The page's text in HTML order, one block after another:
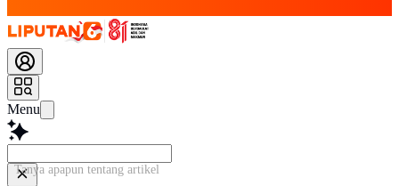
Menu
Tanya apapun tentang artikel ini...